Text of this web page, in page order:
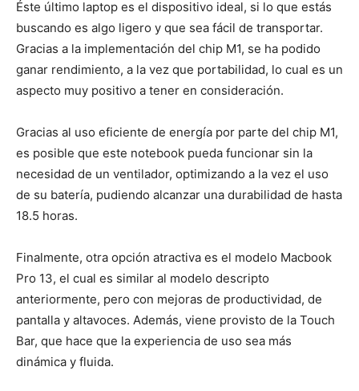
Éste último laptop es el dispositivo ideal, si lo que estás
buscando es algo ligero y que sea fácil de transportar.
Gracias a la implementación del chip M1, se ha podido
ganar rendimiento, a la vez que portabilidad, lo cual es un
aspecto muy positivo a tener en consideración.
Gracias al uso eficiente de energía por parte del chip M1,
es posible que este notebook pueda funcionar sin la
necesidad de un ventilador, optimizando a la vez el uso
de su batería, pudiendo alcanzar una durabilidad de hasta
18.5 horas.
Finalmente, otra opción atractiva es el modelo Macbook
Pro 13, el cual es similar al modelo descripto
anteriormente, pero con mejoras de productividad, de
pantalla y altavoces. Además, viene provisto de la Touch
Bar, que hace que la experiencia de uso sea más
dinámica y fluida.